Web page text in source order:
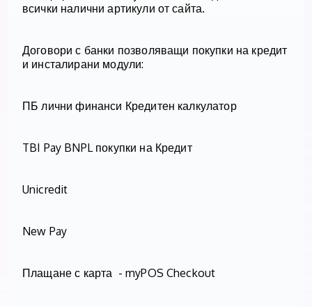
всички налични артикули от сайта.
Договори с банки позволяващи покупки на кредит
и инсталирани модули:
ПБ лични финанси Кредитен калкулатор
TBI Pay BNPL покупки на Кредит
Unicredit
New Pay
Плащане с карта - myPOS Checkout